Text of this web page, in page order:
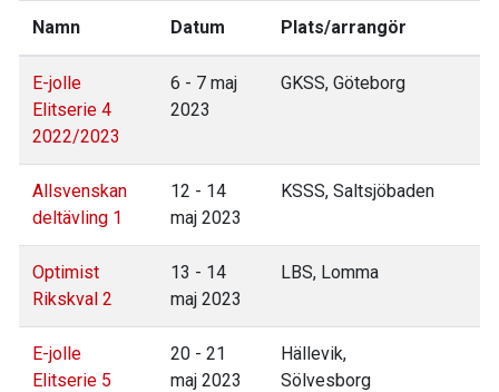
Namn Datum Plats/arrangör
E-jolle
Elitserie 4
2022/2023
6 - 7 maj
2023
GKSS, Göteborg
Allsvenskan
deltävling 1
12 - 14
maj 2023
KSSS, Saltsjöbaden
Optimist
Rikskval 2
13 - 14
maj 2023
LBS, Lomma
E-jolle
Elitserie 5
20 - 21
maj 2023
Hällevik,
Sölvesborg